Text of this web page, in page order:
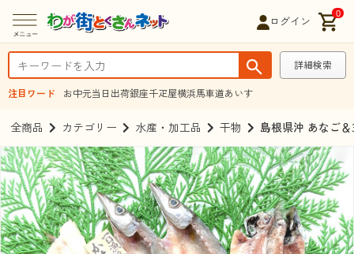
ログイン
0
詳細検索
注目ワード お中元当日出荷銀座千疋屋横浜馬車道あいす
全商品 カテゴリー 水産・加工品 干物 島根県沖 あなご